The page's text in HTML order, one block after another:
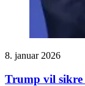
8. januar 2026
Trump vil sikre